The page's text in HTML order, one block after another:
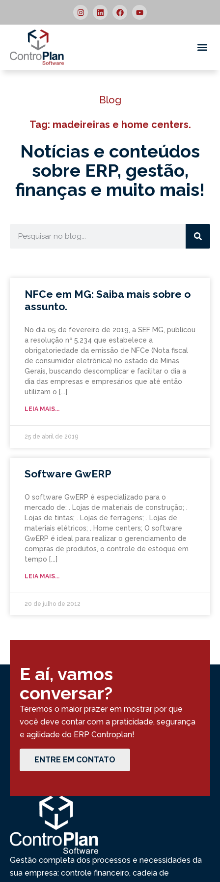
Blog
Tag: madeireiras e home centers.
Notícias e conteúdos
sobre ERP, gestão,
finanças e muito mais!
NFCe em MG: Saiba mais sobre o
assunto.
No dia 05 de fevereiro de 2019, a SEF MG, publicou
a resolução nº 5.234 que estabelece a
obrigatoriedade da emissão de NFCe (Nota fiscal
de consumidor eletrônica) no estado de Minas
Gerais, buscando descomplicar e facilitar o dia a
dia das empresas e empresários que até então
utilizam o
LEIA MAIS...
25 de abril de 2019
Software GwERP
O software GwERP é especializado para o
mercado de: . Lojas de materiais de construção; .
Lojas de tintas; . Lojas de ferragens; . Lojas de
materiais elétricos; . Home centers; O software
GwERP é ideal para realizar o gerenciamento de
compras de produtos, o controle de estoque em
tempo
LEIA MAIS...
20 de julho de 2012
E aí, vamos
conversar?
Teremos o maior prazer em mostrar por que
você deve contar com a praticidade, segurança
e agilidade do ERP Controplan!
ENTRE EM CONTATO
Gestão completa dos processos e necessidades da
sua empresa: controle financeiro, cadeia de